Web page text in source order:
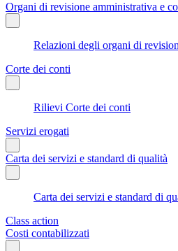
Organi di revisione amministrativa e
Relazioni degli organi di
Corte dei conti
Rilievi Corte dei conti
Servizi erogati
Carta dei servizi e standard di qualità
Carta dei servizi e standard di
Class action
Costi contabilizzati